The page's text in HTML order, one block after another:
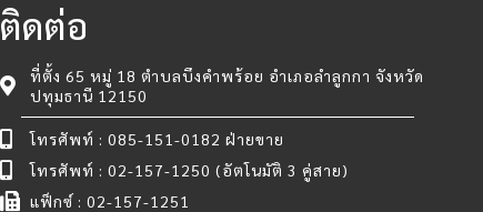
ติดต่อ
ที่ตั้ง 65 หมู่ 18 ตำบลบึงคำพร้อย อำเภอลำลูกกา จังหวัด
ปทุมธานี 12150
โทรศัพท์ : 085-151-0182 ฝ่ายขาย
โทรศัพท์ : 02-157-1250 (อัตโนมัติ 3 คู่สาย)
แฟ็กซ์ : 02-157-1251